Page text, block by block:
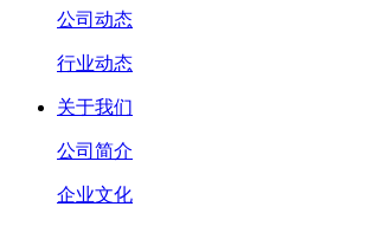
公司动态
行业动态
关于我们
公司简介
企业文化